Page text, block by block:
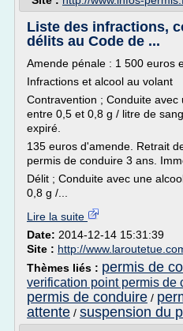
Liste des infractions,
délits au Code de ...
Amende pénale : 1 500 euros
Infractions et alcool au volant
Contravention ; Conduite
entre 0,5 et 0,8 g / litre de
expiré.
135 euros d'amende. Retrait
permis de conduire 3 ans.
Délit ; Conduite avec une
0,8 g /...
Lire la suite
Date: 2014-12-14 15:31:39
Site : http://
Thèmes liés : permis de
verification point permis de
permis de conduire /
attente / suspension du